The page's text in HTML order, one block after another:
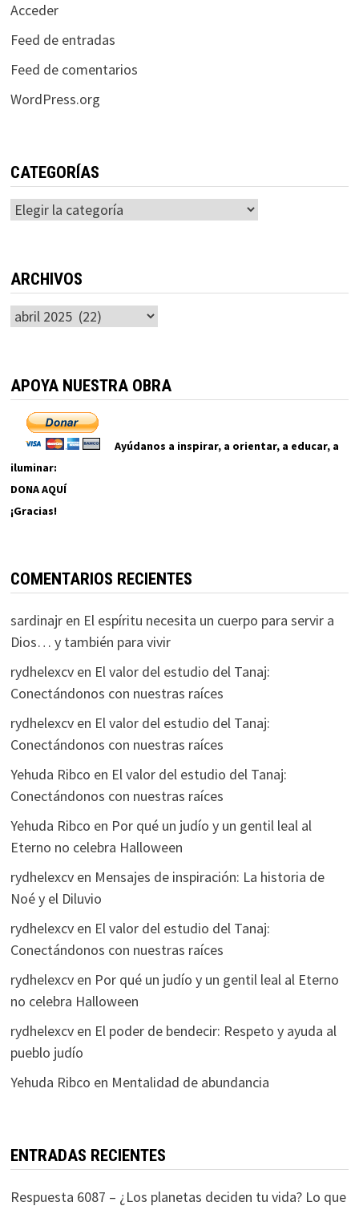
Acceder
Feed de entradas
Feed de comentarios
WordPress.org
CATEGORÍAS
Categorías
ARCHIVOS
Archivos
APOYA NUESTRA OBRA
Ayúdanos a inspirar, a orientar, a educar, a
iluminar:
DONA AQUÍ
¡Gracias!
COMENTARIOS RECIENTES
sardinajren El espíritu necesita un cuerpo para servir a
Dios… y también para vivir
rydhelexcven El valor del estudio del Tanaj:
Conectándonos con nuestras raíces
rydhelexcven El valor del estudio del Tanaj:
Conectándonos con nuestras raíces
Yehuda Ribco en El valor del estudio del Tanaj:
Conectándonos con nuestras raíces
Yehuda Ribco en Por qué un judío y un gentil leal al
Eterno no celebra Halloween
rydhelexcven Mensajes de inspiración: La historia de
Noé y el Diluvio
rydhelexcven El valor del estudio del Tanaj:
Conectándonos con nuestras raíces
rydhelexcven Por qué un judío y un gentil leal al Eterno
no celebra Halloween
rydhelexcven El poder de bendecir: Respeto y ayuda al
pueblo judío
Yehuda Ribco en Mentalidad de abundancia
ENTRADAS RECIENTES
Respuesta 6087 – ¿Los planetas deciden tu vida? Lo que